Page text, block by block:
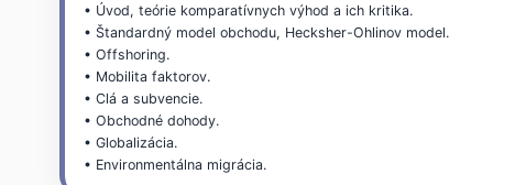
• Úvod, teórie komparatívnych výhod a ich kritika.
• Štandardný model obchodu, Hecksher-Ohlinov model.
• Offshoring.
• Mobilita faktorov.
• Clá a subvencie.
• Obchodné dohody.
• Globalizácia.
• Environmentálna migrácia.